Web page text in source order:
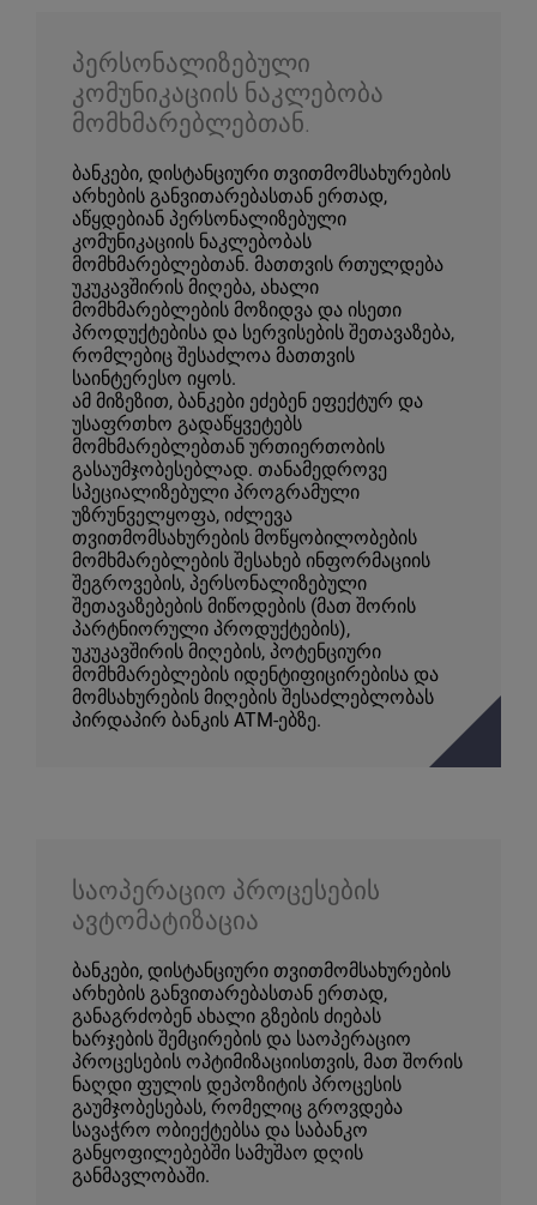
პერსონალიზებული
კომუნიკაციის ნაკლებობა
მომხმარებლებთან.
ბანკები, დისტანციური თვითმომსახურების
არხების განვითარებასთან ერთად,
აწყდებიან პერსონალიზებული
კომუნიკაციის ნაკლებობას
მომხმარებლებთან. მათთვის რთულდება
უკუკავშირის მიღება, ახალი
მომხმარებლების მოზიდვა და ისეთი
პროდუქტებისა და სერვისების შეთავაზება,
რომლებიც შესაძლოა მათთვის
საინტერესო იყოს.
ამ მიზეზით, ბანკები ეძებენ ეფექტურ და
უსაფრთხო გადაწყვეტებს
მომხმარებლებთან ურთიერთობის
გასაუმჯობესებლად. თანამედროვე
სპეციალიზებული პროგრამული
უზრუნველყოფა, იძლევა
თვითმომსახურების მოწყობილობების
მომხმარებლების შესახებ ინფორმაციის
შეგროვების, პერსონალიზებული
შეთავაზებების მიწოდების (მათ შორის
პარტნიორული პროდუქტების),
უკუკავშირის მიღების, პოტენციური
მომხმარებლების იდენტიფიცირებისა და
მომსახურების მიღების შესაძლებლობას
პირდაპირ ბანკის ATM-ებზე.
საოპერაციო პროცესების
ავტომატიზაცია
ბანკები, დისტანციური თვითმომსახურების
არხების განვითარებასთან ერთად,
განაგრძობენ ახალი გზების ძიებას
ხარჯების შემცირების და საოპერაციო
პროცესების ოპტიმიზაციისთვის, მათ შორის
ნაღდი ფულის დეპოზიტის პროცესის
გაუმჯობესებას, რომელიც გროვდება
სავაჭრო ობიექტებსა და საბანკო
განყოფილებებში სამუშაო დღის
განმავლობაში.